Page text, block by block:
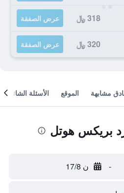
318 ﷼ عرض الصفقة
320 ﷼ عرض الصفقة
مشابهة الموقع الأسئلة الشائعة
بريكس هوتل
- ن 17/8